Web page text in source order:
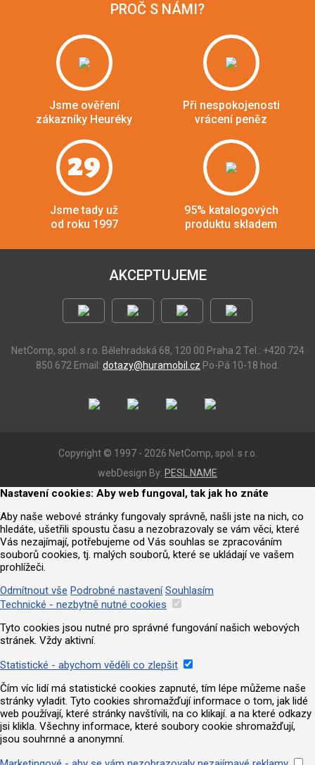
PROČ S NÁMI?
Jsme ověření
zákazníky Heuréky
Při nespokojenosti
vrácení peněz
29
Jsme tady už
od roku 1997
95% katalogových
produktu skladem
AKCEPTUJEME
NetComp, spol. s r.o. Bělehradská 68, 120 00 Praha 2 Tel.: +420 724
850 672 Email: dotazy@huramobil.cz Po-Pá 10-18 hod.
Copyright © 1997 - 2026 NetComp, spol. s r.o.
webDesign By: PESL.NAME
Nastavení cookies: Aby web fungoval, tak jak ho znáte
Aby naše webové stránky fungovaly správně, našli jste na nich, co
hledáte, ušetřili spoustu času a nezobrazovaly se vám věci, které
Vás nezajímají, potřebujeme od Vás souhlas se zpracováním
souborů cookies, tj. malých souborů, které se ukládají ve vašem
prohlížeči.
Odmítnout vše Podrobné nastavení Souhlasím
Technické - nezbytně nutné cookies
Tyto cookies jsou nutné pro správné fungování našich webových
stránek. Vždy aktivní.
Statistické - abychom věděli co zlepšit
Čím víc lidí má statistické cookies zapnuté, tím lépe můžeme naše
stránky vyladit. Tyto cookies shromažďují informace o tom, jak lidé
web používají, které stránky navštívili, na co klikají. a na které odkazy
jsi klikla. Všechny informace, které soubory cookie shromažďují,
jsou souhrnné a anonymní.